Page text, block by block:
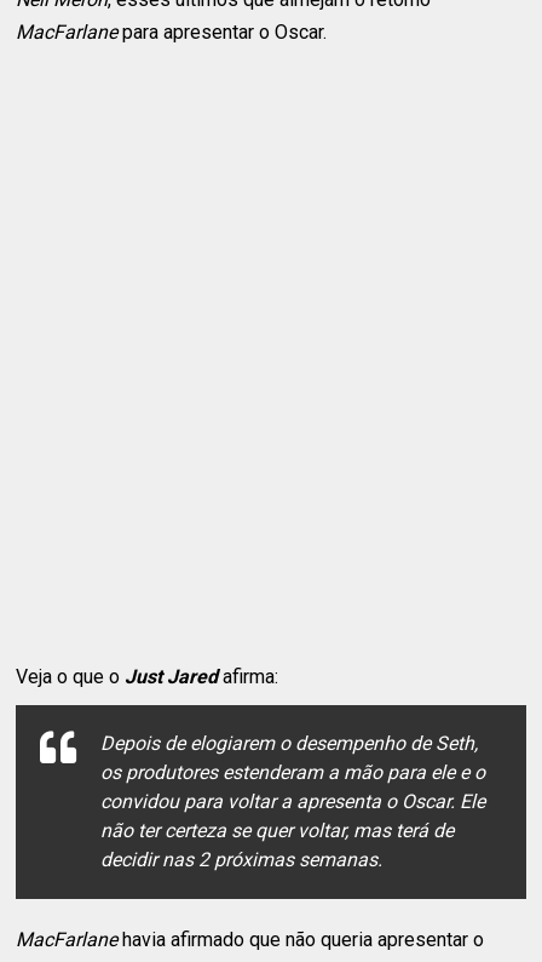
MacFarlanepara apresentar o Oscar.
Veja o que o Just Jaredafirma:
Depois de elogiarem o desempenho de Seth,
os produtores estenderam a mão para ele e o
convidou para voltar a apresenta o Oscar. Ele
não ter certeza se quer voltar, mas terá de
decidir nas 2 próximas semanas.
MacFarlanehavia afirmado que não queria apresentar o